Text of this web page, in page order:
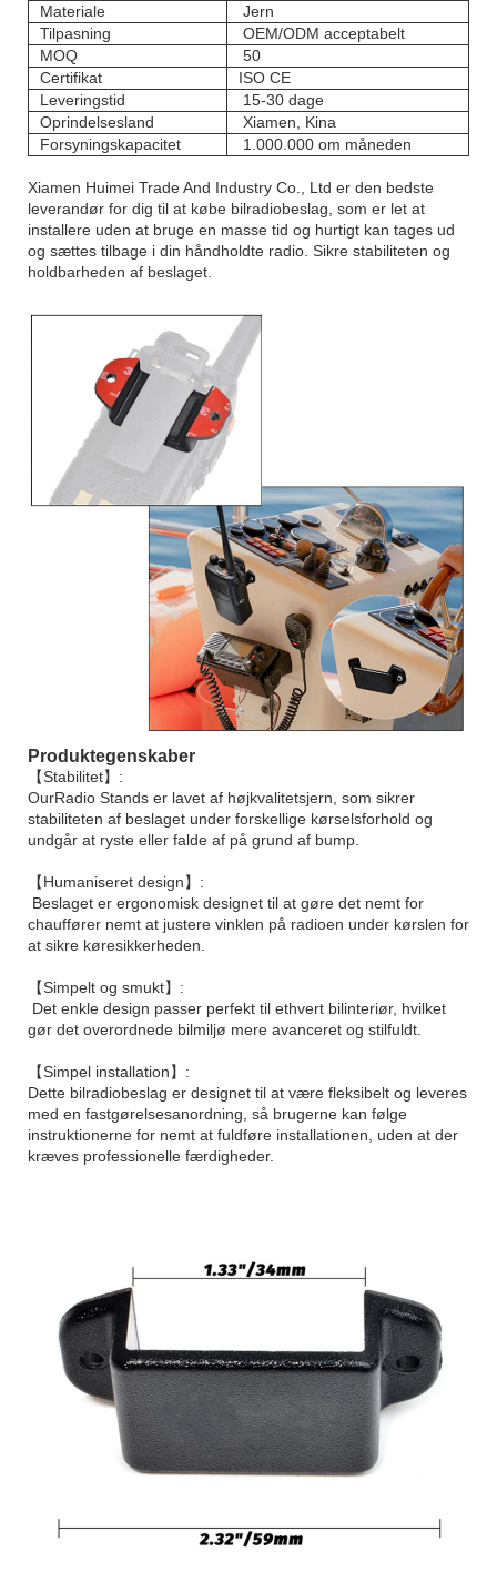
Materiale
Jern
Tilpasning
OEM/ODM acceptabelt
MOQ
50
Certifikat
ISO CE
Leveringstid
15-30 dage
Oprindelsesland
Xiamen, Kina
Forsyningskapacitet
1.000.000 om måneden
Xiamen Huimei Trade And Industry Co., Ltd er den bedste
leverandør for dig til at købe bilradiobeslag, som er let at
installere uden at bruge en masse tid og hurtigt kan tages ud
og sættes tilbage i din håndholdte radio. Sikre stabiliteten og
holdbarheden af ​​beslaget.
Produktegenskaber
【Stabilitet】:
OurRadio Stands er lavet af højkvalitetsjern, som sikrer
stabiliteten af ​​beslaget under forskellige kørselsforhold og
undgår at ryste eller falde af på grund af bump.
【Humaniseret design】:
Beslaget er ergonomisk designet til at gøre det nemt for
chauffører nemt at justere vinklen på radioen under kørslen for
at sikre køresikkerheden.
【Simpelt og smukt】:
Det enkle design passer perfekt til ethvert bilinteriør, hvilket
gør det overordnede bilmiljø mere avanceret og stilfuldt.
【Simpel installation】:
Dette bilradiobeslag er designet til at være fleksibelt og leveres
med en fastgørelsesanordning, så brugerne kan følge
instruktionerne for nemt at fuldføre installationen, uden at der
kræves professionelle færdigheder.